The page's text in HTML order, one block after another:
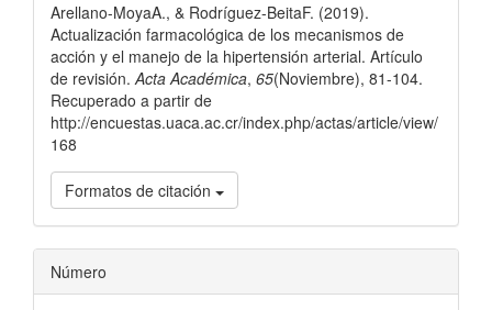
Arellano-MoyaA., & Rodríguez-BeitaF. (2019).
Actualización farmacológica de los mecanismos de
acción y el manejo de la hipertensión arterial. Artículo
de revisión.Acta Académica, 65(Noviembre), 81-104.
Recuperado a partir de
http://encuestas.uaca.ac.cr/index.php/actas/article/view/
168
Formatos de citación
Número